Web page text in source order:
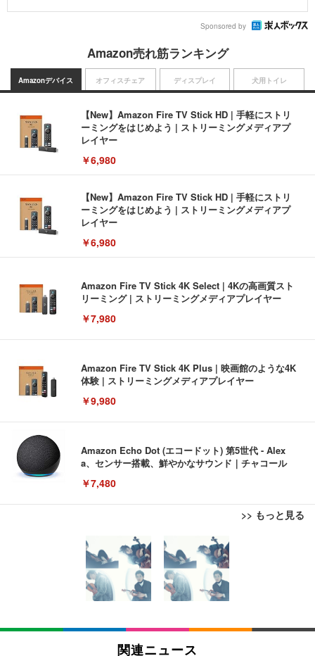
Sponsored by
Amazon売れ筋ランキング
Amazonデバイス
【New】Amazon Fire TV Stick HD | 手軽にストリ
ーミングをはじめよう | ストリーミングメディアプ
レイヤー
￥6,980
【New】Amazon Fire TV Stick HD | 手軽にストリ
ーミングをはじめよう | ストリーミングメディアプ
レイヤー
￥6,980
Amazon Fire TV Stick 4K Select | 4Kの高画質スト
リーミング | ストリーミングメディアプレイヤー
￥7,980
Amazon Fire TV Stick 4K Plus | 映画館のような4K
体験 | ストリーミングメディアプレイヤー
￥9,980
Amazon Echo Dot (エコードット) 第5世代 - Alex
a、センサー搭載、鮮やかなサウンド｜チャコール
￥7,480
>> もっと見る
オフィスチェア
[EdoErgo] オフィスチェア 椅子 テレワーク 疲れな
い 跳ね上げ式アームレスト コンパクト 約105度ロッ
キング pc 事務椅子 360度回転 座面昇降 強化ナイロ
ン樹脂ベース 通気性メッシュ 在宅ワーク H-WY01
(黒網+黒枠+黒足)
￥5,699
SIHOO B100 オフィスチェア／デスクチェア メッシ
ュチェア 人間工学 疲れない ブラック
ディスプレイ
EIZO ビジネス向けプレミアムモニター | FlexScan
EV3240X-WT | 31.5型4K UHD・USB Type-C・ホワ
イト
￥105,595
EIZO ビジネス向けプレミアムモニター | FlexScan
犬用トイレ
Amazonベーシック ペットシーツ 薄型 レギュラー 1
回使い捨て 無香料 ホワイト 300枚
￥3,373
Amazonベーシック ペットシーツ 厚型 ワイド 42枚
x2袋(84枚) ホワイト(吸収面:ライトブルー)
関連ニュース